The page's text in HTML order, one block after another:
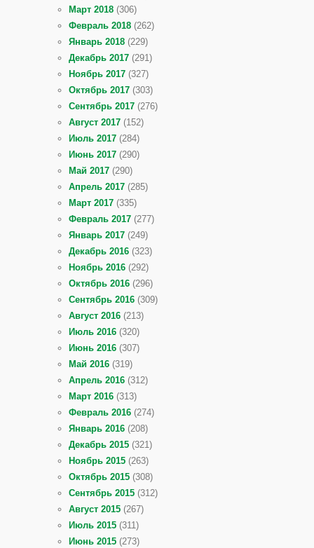
Март 2018 (306)
Февраль 2018 (262)
Январь 2018 (229)
Декабрь 2017 (291)
Ноябрь 2017 (327)
Октябрь 2017 (303)
Сентябрь 2017 (276)
Август 2017 (152)
Июль 2017 (284)
Июнь 2017 (290)
Май 2017 (290)
Апрель 2017 (285)
Март 2017 (335)
Февраль 2017 (277)
Январь 2017 (249)
Декабрь 2016 (323)
Ноябрь 2016 (292)
Октябрь 2016 (296)
Сентябрь 2016 (309)
Август 2016 (213)
Июль 2016 (320)
Июнь 2016 (307)
Май 2016 (319)
Апрель 2016 (312)
Март 2016 (313)
Февраль 2016 (274)
Январь 2016 (208)
Декабрь 2015 (321)
Ноябрь 2015 (263)
Октябрь 2015 (308)
Сентябрь 2015 (312)
Август 2015 (267)
Июль 2015 (311)
Июнь 2015 (273)